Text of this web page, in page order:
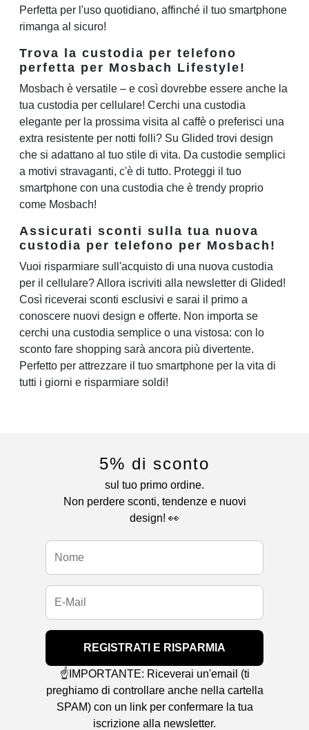
Perfetta per l'uso quotidiano, affinché il tuo smartphone
rimanga al sicuro!
Trova la custodia per telefono
perfetta per Mosbach Lifestyle!
Mosbach è versatile – e così dovrebbe essere anche la
tua custodia per cellulare! Cerchi una custodia
elegante per la prossima visita al caffè o preferisci una
extra resistente per notti folli? Su Glided trovi design
che si adattano al tuo stile di vita. Da custodie semplici
a motivi stravaganti, c'è di tutto. Proteggi il tuo
smartphone con una custodia che è trendy proprio
come Mosbach!
Assicurati sconti sulla tua nuova
custodia per telefono per Mosbach!
Vuoi risparmiare sull'acquisto di una nuova custodia
per il cellulare? Allora iscriviti alla newsletter di Glided!
Così riceverai sconti esclusivi e sarai il primo a
conoscere nuovi design e offerte. Non importa se
cerchi una custodia semplice o una vistosa: con lo
sconto fare shopping sarà ancora più divertente.
Perfetto per attrezzare il tuo smartphone per la vita di
tutti i giorni e risparmiare soldi!
5% di sconto
sul tuo primo ordine.
Non perdere sconti, tendenze e nuovi
design! 👀
REGISTRATI E RISPARMIA
☝️IMPORTANTE: Riceverai un'email (ti
preghiamo di controllare anche nella cartella
SPAM) con un link per confermare la tua
iscrizione alla newsletter.